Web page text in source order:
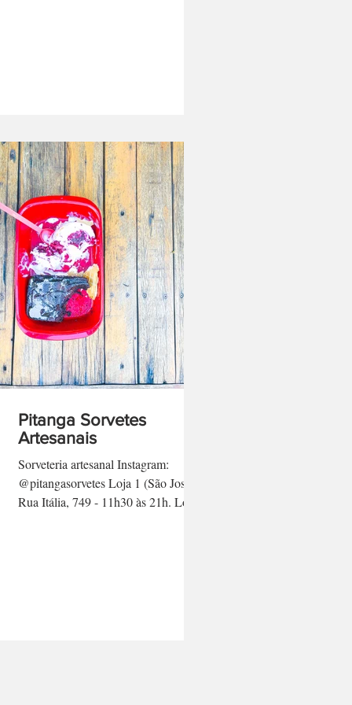
Pitanga Sorvetes
Artesanais
Sorveteria artesanal Instagram:
@pitangasorvetes Loja 1 (São José):
Rua Itália, 749 - 11h30 às 21h. Loja